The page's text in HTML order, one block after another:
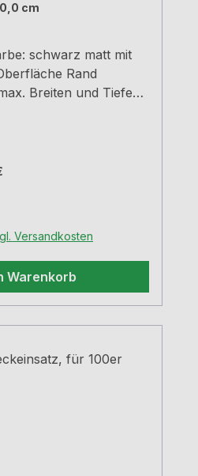
cm
schwarz matt mit
Rand
Breiten und Tiefen
Versandkosten
Warenkorb